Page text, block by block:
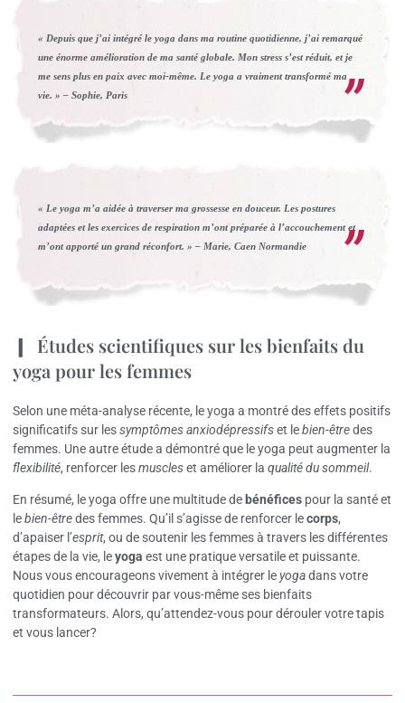
« Depuis que j’ai intégré le yoga dans ma routine quotidienne, j’ai remarqué
une énorme amélioration de ma santé globale. Mon stress s’est réduit, et je
me sens plus en paix avec moi-même. Le yoga a vraiment transformé ma
vie. » – Sophie, Paris
« Le yoga m’a aidée à traverser ma grossesse en douceur. Les postures
adaptées et les exercices de respiration m’ont préparée à l’accouchement et
m’ont apporté un grand réconfort. » – Marie, Caen Normandie
Études scientifiques sur les bienfaits du
yoga pour les femmes
Selon une méta-analyse récente, le yoga a montré des effets positifs
significatifs sur lessymptômes anxiodépressifset lebien-êtredes
femmes. Une autre étude a démontré que le yoga peut augmenter la
flexibilité, renforcer lesmuscleset améliorer la qualité du sommeil.
En résumé, le yoga offre une multitude de bénéfices pour la santé et
lebien-êtredes femmes. Qu’il s’agisse de renforcer lecorps,
d’apaiser l’esprit, ou de soutenir les femmes à travers les différentes
étapes de la vie, leyoga est une pratique versatile et puissante.
Nous vous encourageons vivement à intégrer leyogadans votre
quotidien pour découvrir par vous-même ses bienfaits
transformateurs. Alors, qu’attendez-vous pour dérouler votre tapis
et vous lancer?